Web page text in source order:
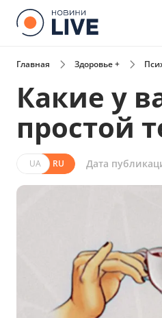
Главная Здоровье +
Какие у
простой
UA RU Дата